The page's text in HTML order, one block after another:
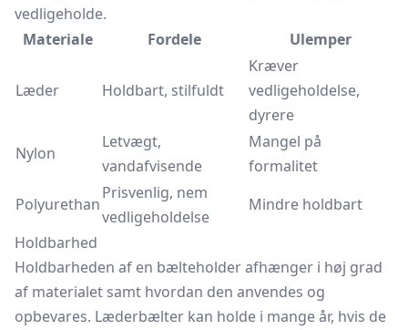
vedligeholde.
Materiale
Fordele Ulemper
Læder Holdbart, stilfuldt
Kræver
vedligeholdelse,
dyrere
Nylon
Letvægt,
vandafvisende
Mangel på
formalitet
Polyurethan
Prisvenlig, nem
vedligeholdelse
Mindre holdbart
Holdbarhed
Holdbarheden af en bælteholder afhænger i høj grad
af materialet samt hvordan den anvendes og
opbevares. Læderbælter kan holde i mange år, hvis de